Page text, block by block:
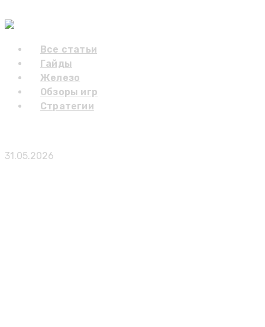
Все статьи
Гайды
Железо
Обзоры игр
Стратегии
31.05.2026